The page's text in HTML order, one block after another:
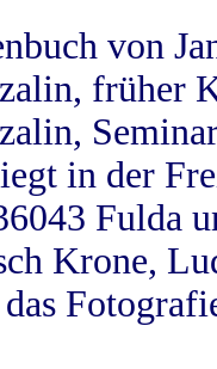
von
früher
in der
Fulda
Krone,